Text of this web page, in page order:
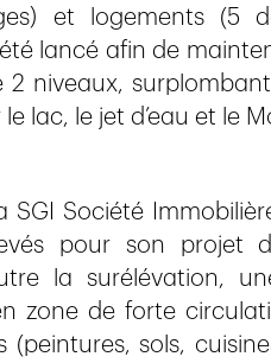
et logements (5
lancé afin de
2 niveaux,
lac, le jet d’eau et le
SGI Société
pour son projet
la surélévation,
zone de forte
(peintures, sols,